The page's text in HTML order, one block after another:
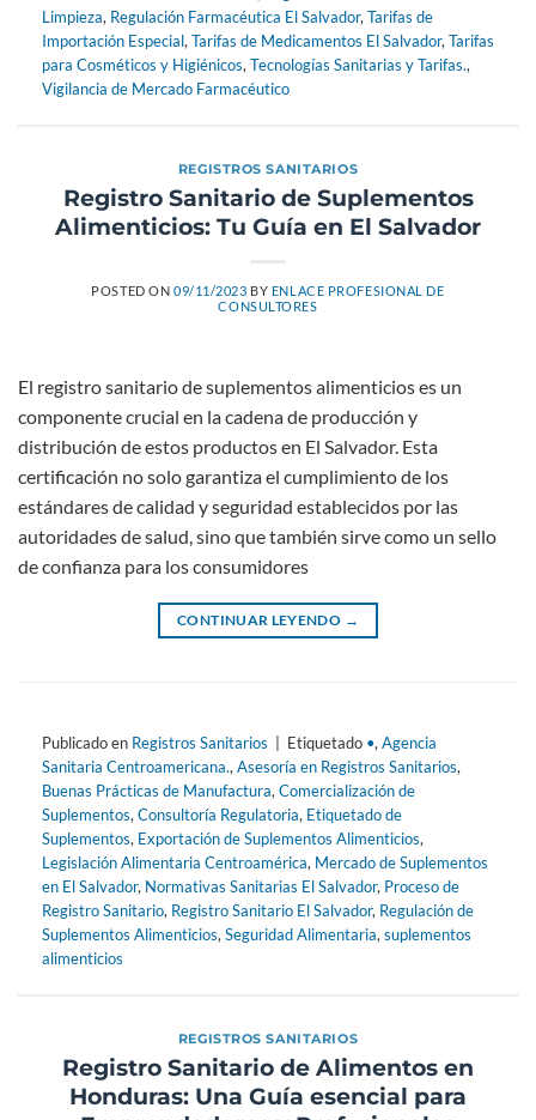
Limpieza, Regulación Farmacéutica El Salvador,Tarifas de
Importación Especial,Tarifas de Medicamentos El Salvador,Tarifas
para Cosméticos y Higiénicos,Tecnologías Sanitarias y Tarifas.,
Vigilancia de Mercado Farmacéutico
REGISTROS SANITARIOS
Registro Sanitario de Suplementos
Alimenticios: Tu Guía en El Salvador
POSTED ON 09/11/2023 BY ENLACE PROFESIONAL DE
CONSULTORES
El registro sanitario de suplementos alimenticios es un
componente crucial en la cadena de producción y
distribución de estos productos en El Salvador. Esta
certificación no solo garantiza el cumplimiento de los
estándares de calidad y seguridad establecidos por las
autoridades de salud, sino que también sirve como un sello
de confianza para los consumidores
CONTINUAR LEYENDO →
Publicado en Registros Sanitarios Etiquetado •, Agencia
Sanitaria Centroamericana., Asesoría en Registros Sanitarios,
Buenas Prácticas de Manufactura, Comercialización de
Suplementos, Consultoría Regulatoria, Etiquetado de
Suplementos, Exportación de Suplementos Alimenticios,
Legislación Alimentaria Centroamérica, Mercado de Suplementos
en El Salvador, Normativas Sanitarias El Salvador, Proceso de
Registro Sanitario, Registro Sanitario El Salvador, Regulación de
Suplementos Alimenticios, Seguridad Alimentaria, suplementos
alimenticios
REGISTROS SANITARIOS
Registro Sanitario de Alimentos en
Honduras: Una Guía esencial para